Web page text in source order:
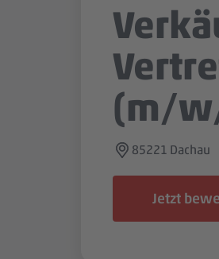
(m/
85221 Dachau
Jetzt